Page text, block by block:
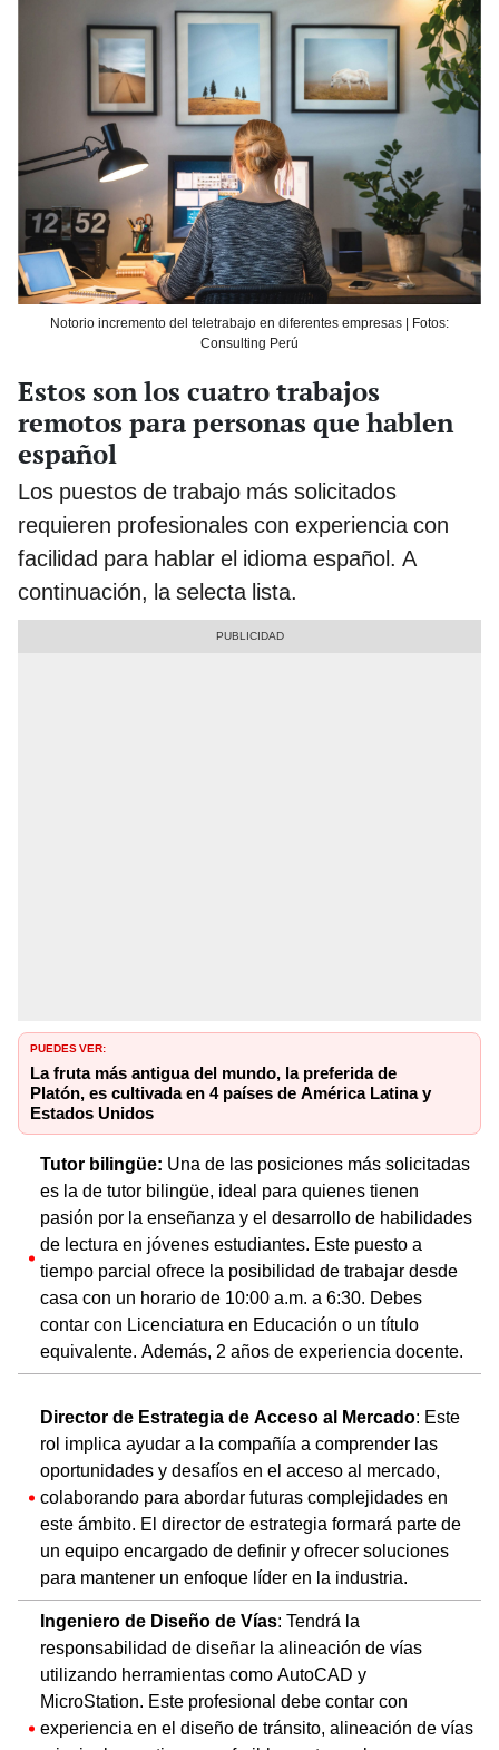
Notorio incremento del teletrabajo en diferentes empresas | Fotos:
Consulting Perú
Estos son los cuatro trabajos
remotos para personas que hablen
español
Los puestos de trabajo más solicitados
requieren profesionales con experiencia con
facilidad para hablar el idioma español. A
continuación, la selecta lista.
PUEDES VER:
La fruta más antigua del mundo, la preferida de
Platón, es cultivada en 4 países de América Latina y
Estados Unidos
Tutor bilingüe: Una de las posiciones más solicitadas
es la de tutor bilingüe, ideal para quienes tienen
pasión por la enseñanza y el desarrollo de habilidades
de lectura en jóvenes estudiantes. Este puesto a
tiempo parcial ofrece la posibilidad de trabajar desde
casa con un horario de 10:00 a.m. a 6:30. Debes
contar con Licenciatura en Educación o un título
equivalente. Además, 2 años de experiencia docente.
Director de Estrategia de Acceso al Mercado: Este
rol implica ayudar a la compañía a comprender las
oportunidades y desafíos en el acceso al mercado,
colaborando para abordar futuras complejidades en
este ámbito. El director de estrategia formará parte de
un equipo encargado de definir y ofrecer soluciones
para mantener un enfoque líder en la industria.
Ingeniero de Diseño de Vías: Tendrá la
responsabilidad de diseñar la alineación de vías
utilizando herramientas como AutoCAD y
MicroStation. Este profesional debe contar con
experiencia en el diseño de tránsito, alineación de vías